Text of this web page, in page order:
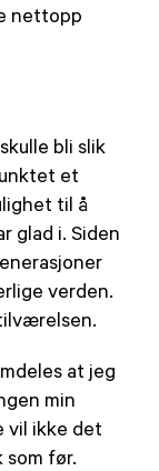
nettopp
bli slik
et
til å
glad i. Siden
verden.
at jeg
min
vil ikke det
som før.